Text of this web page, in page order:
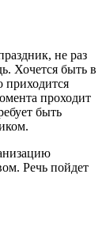
не раз
Хочется быть в
приходится
проходит
быть
Речь пойдет